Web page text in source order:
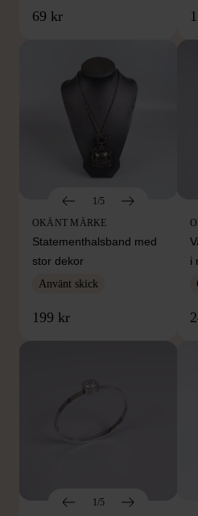
69 kr
1/5
OKÄNT MÄRKE
Statementhalsband med
stor dekor
Använt skick
199 kr
i
1/5